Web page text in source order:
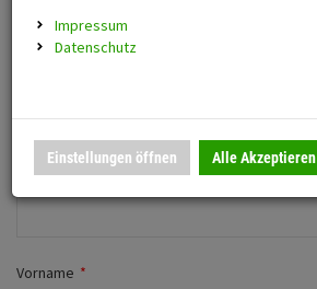
coming soon
Anmelden | Registrieren Merkzettel
Persönliche Daten
Herr
Frau
Firma
Vorname *
Impressum
Datenschutz
Einstellungen öffnen Alle Akzeptieren